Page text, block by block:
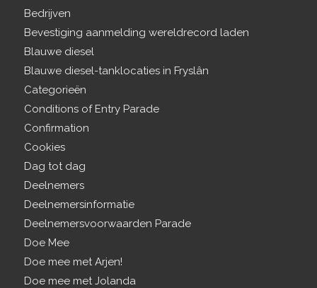
Bedrijven
Bevestiging aanmelding wereldrecord laden
Blauwe diesel
Blauwe diesel-tanklocaties in Fryslân
Categorieën
Conditions of Entry Parade
Confirmation
Cookies
Dag tot dag
Deelnemers
Deelnemersinformatie
Deelnemersvoorwaarden Parade
Doe Mee
Doe mee met Arjen!
Doe mee met Jolanda